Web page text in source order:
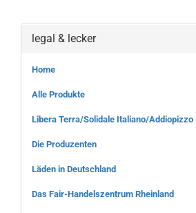
legal & lecker
Home
Alle Produkte
Libera Terra/Solidale Italiano/Addiopizzo
Die Produzenten
Läden in Deutschland
Das Fair-Handelszentrum Rheinland